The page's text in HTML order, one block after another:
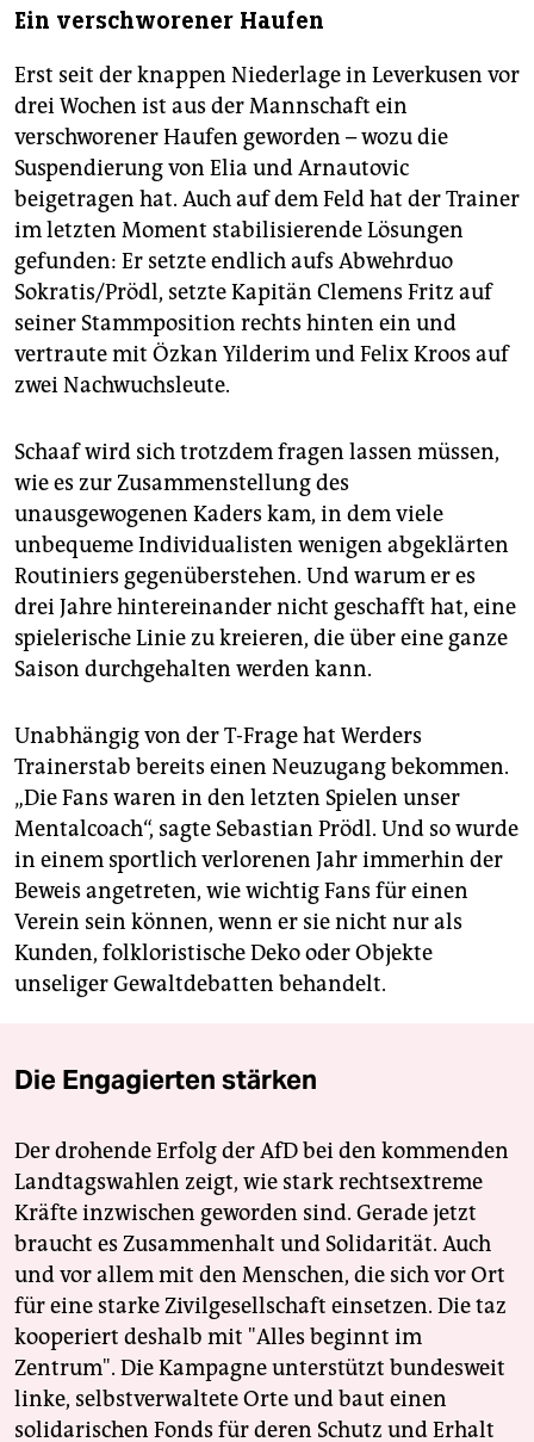
Ein verschworener Haufen
Erst seit der knappen Niederlage in Leverkusen vor
drei Wochen ist aus der Mannschaft ein
verschworener Haufen geworden – wozu die
Suspendierung von Elia und Arnautovic
beigetragen hat. Auch auf dem Feld hat der Trainer
im letzten Moment stabilisierende Lösungen
gefunden: Er setzte endlich aufs Abwehrduo
Sokratis/Prödl, setzte Kapitän Clemens Fritz auf
seiner Stammposition rechts hinten ein und
vertraute mit Özkan Yilderim und Felix Kroos auf
zwei Nachwuchsleute.
Schaaf wird sich trotzdem fragen lassen müssen,
wie es zur Zusammenstellung des
unausgewogenen Kaders kam, in dem viele
unbequeme Individualisten wenigen abgeklärten
Routiniers gegenüberstehen. Und warum er es
drei Jahre hintereinander nicht geschafft hat, eine
spielerische Linie zu kreieren, die über eine ganze
Saison durchgehalten werden kann.
Unabhängig von der T-Frage hat Werders
Trainerstab bereits einen Neuzugang bekommen.
„Die Fans waren in den letzten Spielen unser
Mentalcoach“, sagte Sebastian Prödl. Und so wurde
in einem sportlich verlorenen Jahr immerhin der
Beweis angetreten, wie wichtig Fans für einen
Verein sein können, wenn er sie nicht nur als
Kunden, folkloristische Deko oder Objekte
unseliger Gewaltdebatten behandelt.
Die Engagierten stärken
Der drohende Erfolg der AfD bei den kommenden
Landtagswahlen zeigt, wie stark rechtsextreme
Kräfte inzwischen geworden sind. Gerade jetzt
braucht es Zusammenhalt und Solidarität. Auch
und vor allem mit den Menschen, die sich vor Ort
für eine starke Zivilgesellschaft einsetzen. Die taz
kooperiert deshalb mit "Alles beginnt im
Zentrum". Die Kampagne unterstützt bundesweit
linke, selbstverwaltete Orte und baut einen
solidarischen Fonds für deren Schutz und Erhalt